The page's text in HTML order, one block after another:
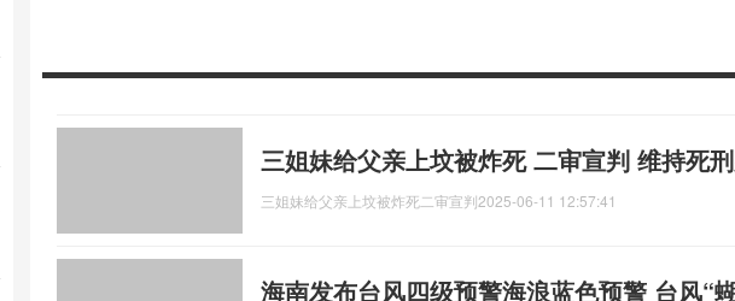
三姐妹给父亲上坟被炸死 二审宣判 维持死
三姐妹给父亲上坟被炸死二审宣判2025-06-11 12:57:41
海南发布台风四级预警海浪蓝色预警 台风“